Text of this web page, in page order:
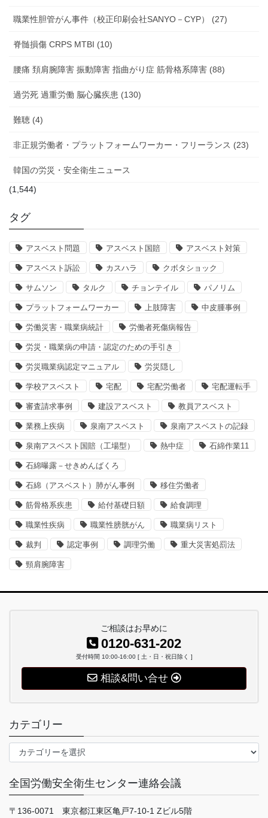
職業性胆管がん事件（校正印刷会社SANYO－CYP） (27)
脊髄損傷 CRPS MTBI (10)
腰痛 頚肩腕障害 振動障害 指曲がり症 筋骨格系障害 (88)
過労死 過重労働 脳心臓疾患 (130)
難聴 (4)
非正規労働者・プラットフォームワーカー・フリーランス (23)
韓国の労災・安全衛生ニュース
(1,544)
タグ
アスベスト問題 アスベスト国賠 アスベスト対策
アスベスト訴訟 カスハラ クボタショック
サムソン タルク チョンテイル パノリム
プラットフォームワーカー 上肢障害 中皮腫事例
労働災害・職業病統計 労働者死傷病報告
労災・職業病の申請・認定のための手引き
労災職業病認定マニュアル 労災隠し
学校アスベスト 宅配 宅配労働者 宅配運転手
審査請求事例 建設アスベスト 教員アスベスト
業務上疾病 泉南アスベスト 泉南アスベストの記録
泉南アスベスト国賠（工場型） 熱中症 石綿作業11
石綿曝露－せきめんばくろ
石綿（アスベスト）肺がん事例 移住労働者
筋骨格系疾患 給付基礎日額 給食調理
職業性疾病 職業性膀胱がん 職業病リスト
裁判 認定事例 調理労働 重大災害処罰法
頸肩腕障害
ご相談はお早めに
0120-631-202
受付時間 10:00-16:00 [ 土・日・祝日除く ]
相談&問い合せ
カテゴリー
テ
リ
ー
全国労働安全衛生センター連絡会議
〒136-0071 東京都江東区亀戸7-10-1 Zビル5階